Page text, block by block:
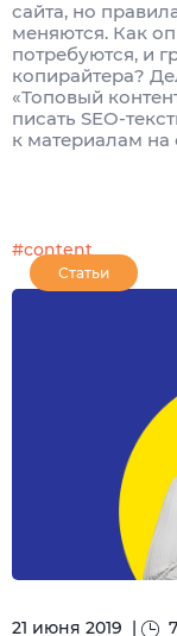
сайта, но
меняются. Как
потребуются, и
копирайтера?
«Топовый
писать SEO-
к материалам на
#content
Статьи
21 июня 2019 |